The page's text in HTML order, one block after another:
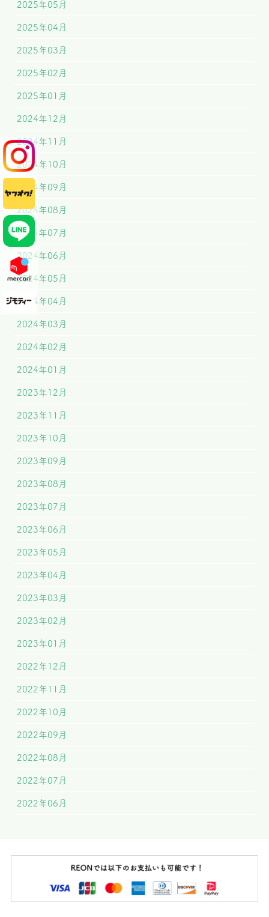
2025年05月
2025年04月
2025年03月
2025年02月
2025年01月
2024年12月
2024年11月
2024年10月
2024年09月
2024年08月
2024年07月
2024年06月
2024年05月
2024年04月
2024年03月
2024年02月
2024年01月
2023年12月
2023年11月
2023年10月
2023年09月
2023年08月
2023年07月
2023年06月
2023年05月
2023年04月
2023年03月
2023年02月
2023年01月
2022年12月
2022年11月
2022年10月
2022年09月
2022年08月
2022年07月
2022年06月